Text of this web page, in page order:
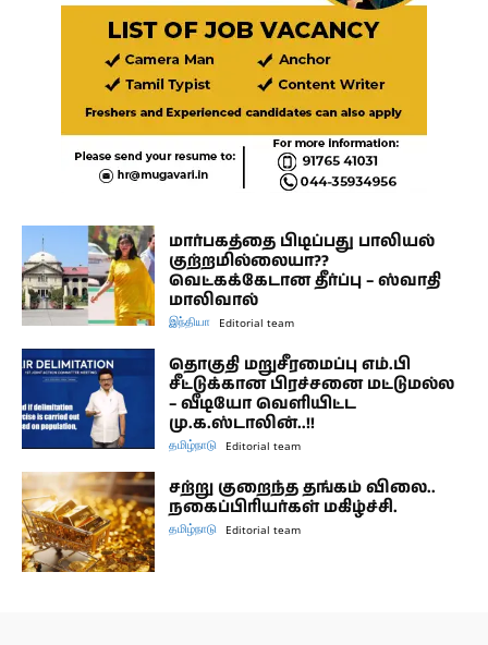
மார்பகத்தை பிடிப்பது பாலியல்
குற்றமில்லையா??
வெட்கக்கேடான தீர்ப்பு – ஸ்வாதி
மாலிவால்
இந்தியா Editorial team
தொகுதி மறுசீரமைப்பு எம்.பி
சீட்டுக்கான பிரச்சனை மட்டுமல்ல
– வீடியோ வெளியிட்ட
மு.க.ஸ்டாலின்..!!
தமிழ்நாடு Editorial team
சற்று குறைந்த தங்கம் விலை..
நகைப்பிரியர்கள் மகிழ்ச்சி.
தமிழ்நாடு Editorial team